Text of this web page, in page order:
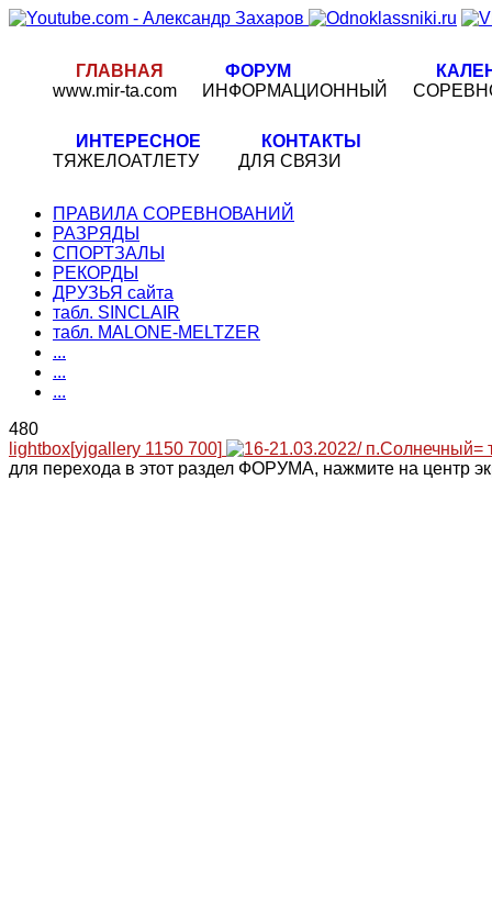
ГЛАВНАЯ
www.mir-ta.com
ФОРУМ
ИНФОРМАЦИОННЫЙ
ИНТЕРЕСНОЕ
ТЯЖЕЛОАТЛЕТУ
КОНТАКТЫ
ДЛЯ СВЯЗИ
ПРАВИЛА СОРЕВНОВАНИЙ
РАЗРЯДЫ
СПОРТЗАЛЫ
РЕКОРДЫ
ДРУЗЬЯ сайта
табл. SINCLAIR
табл. MALONE-MELTZER
...
...
...
480
lightbox[yjgallery 1150 700]
для перехода в этот раздел ФОРУМА, нажмите на центр